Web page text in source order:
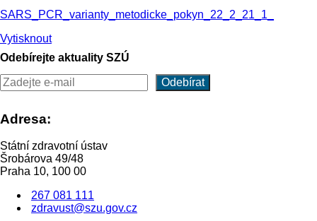
SARS_PCR_varianty_metodicke_pokyn_22_2_21_1_
Vytisknout
Odebírejte aktuality SZÚ
Adresa:
Státní zdravotní ústav
Šrobárova 49/48
Praha 10, 100 00
267 081 111
zdravust@szu.gov.cz